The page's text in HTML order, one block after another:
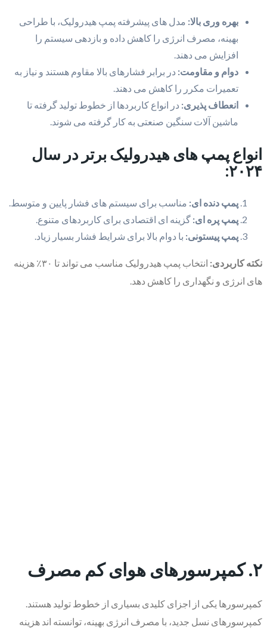
بهره وری بالا: مدل های پیشرفته پمپ هیدرولیک، با طراحی
بهینه، مصرف انرژی را کاهش داده و بازدهی سیستم را
افزایش می دهند.
دوام و مقاومت: در برابر فشارهای بالا مقاوم هستند و نیاز به
تعمیرات مکرر را کاهش می دهند.
انعطاف پذیری: در انواع کاربردها از خطوط تولید گرفته تا
ماشین آلات سنگین صنعتی به کار گرفته می شوند.
انواع پمپ های هیدرولیک برتر در سال
۲۰۲۴:
پمپ دنده ای: مناسب برای سیستم های فشار پایین و متوسط.
پمپ پره ای: گزینه ای اقتصادی برای کاربردهای متنوع.
پمپ پیستونی: با دوام بالا برای شرایط فشار بسیار زیاد.
نکته کاربردی:
انتخاب پمپ هیدرولیک مناسب می تواند تا ۳۰٪ هزینه
های انرژی و نگهداری را کاهش دهد.
۲. کمپرسورهای هوای کم مصرف
کمپرسورها یکی از اجزای کلیدی بسیاری از خطوط تولید هستند.
کمپرسورهای نسل جدید، با مصرف انرژی بهینه، توانسته اند هزینه